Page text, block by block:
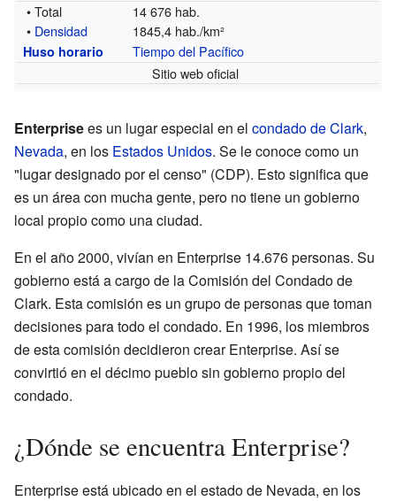
• Total
14 676 hab.
• Densidad 1845,4 hab./km²
Huso horario
Tiempo del Pacífico
Sitio web oficial
Enterprisees un lugar especial en el condado de Clark,
Nevada, en los Estados Unidos. Se le conoce como un
"lugar designado por el censo" (CDP). Esto significa que
es un área con mucha gente, pero no tiene un gobierno
local propio como una ciudad.
En el año 2000, vivían en Enterprise 14.676 personas. Su
gobierno está a cargo de la Comisión del Condado de
Clark. Esta comisión es un grupo de personas que toman
decisiones para todo el condado. En 1996, los miembros
de esta comisión decidieron crear Enterprise. Así se
convirtió en el décimo pueblo sin gobierno propio del
condado.
¿Dónde se encuentra Enterprise?
Enterprise está ubicado en el estado de Nevada, en los